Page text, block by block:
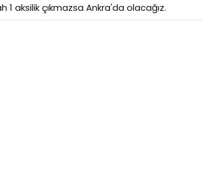
aksilik çıkmazsa Ankra'da olacağız.